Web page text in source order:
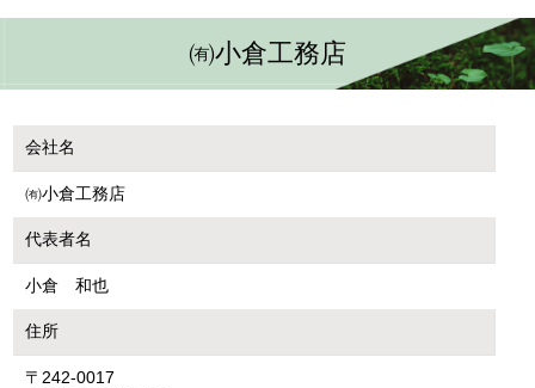
㈲小倉工務店
会社名
㈲小倉工務店
代表者名
小倉 和也
住所
〒242-0017